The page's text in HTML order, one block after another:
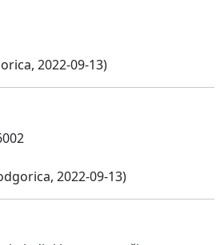
2022-09-13)
2022-09-13)